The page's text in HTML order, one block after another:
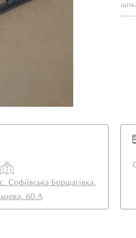
Софіївська Борщагівка,
60 А